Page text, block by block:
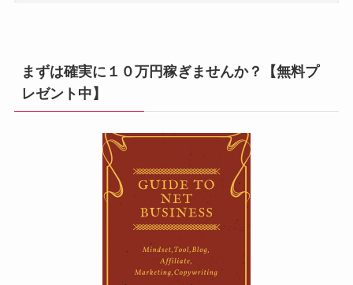
まずは確実に１０万円稼ぎませんか？【無料プ
レゼント中】